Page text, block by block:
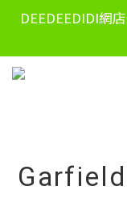
DEEDEEDIDI網